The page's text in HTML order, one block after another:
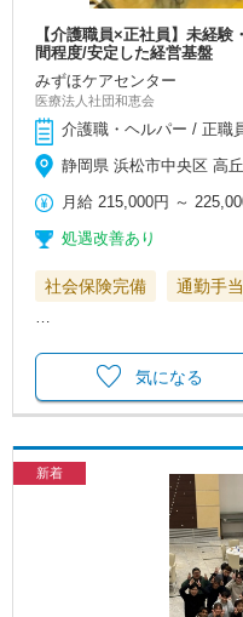
【介護職員×正社員】未経
間程度/安定した経営基盤
みずほケアセンター
医療法人社団和恵会
介護職・ヘルパー / 正職
静岡県 浜松市中央区 高
月給 215,000円 ～
処遇改善あり
社会保険完備 通勤手当
気になる
新着